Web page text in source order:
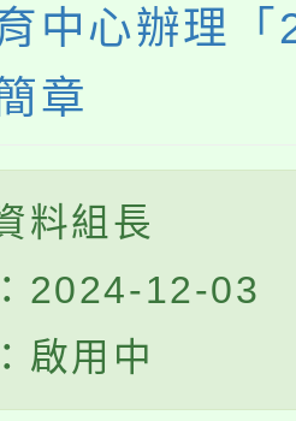
中心辦理
章
料組長
2024-12-03
啟用中